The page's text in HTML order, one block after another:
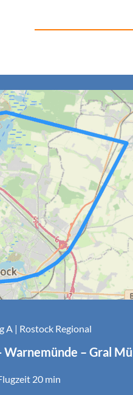
A | Rostock Regional
Warnemünde – Gral
20 min